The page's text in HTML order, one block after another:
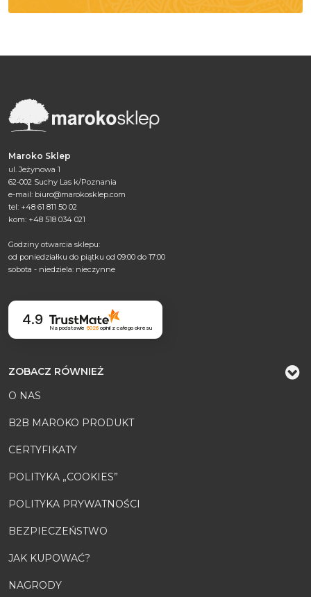
Maroko Sklep
ul. Jeżynowa 1
62-002 Suchy Las k/Poznania
e-mail: biuro@marokosklep.com
tel: +48 61 811 50 02
kom: +48 518 034 021
Godziny otwarcia sklepu:
od poniedziałku do piątku od 09:00 do 17:00
sobota - niedziela: nieczynne
4.9
Na podstawie 6026opinii z całego okresu
ZOBACZ RÓWNIEŻ
O NAS
B2B MAROKO PRODUKT
CERTYFIKATY
POLITYKA „COOKIES”
POLITYKA PRYWATNOŚCI
BEZPIECZEŃSTWO
JAK KUPOWAĆ?
NAGRODY